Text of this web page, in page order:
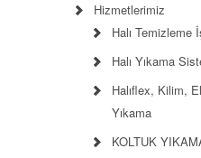
Hizmetlerimiz
Halı Temizleme
Halı Yıkama
Halıflex, Kilim,
Yıkama
KOLTUK